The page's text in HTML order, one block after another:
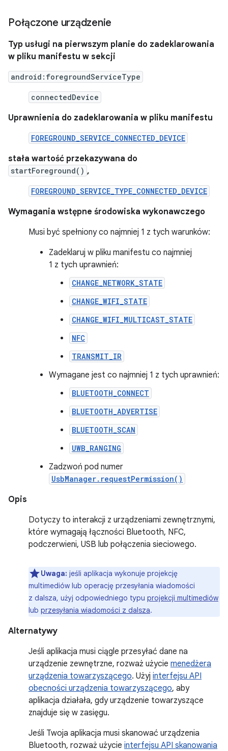
Połączone urządzenie
Typ usługi na pierwszym planie do zadeklarowania
w pliku manifestu w sekcji
android:foregroundServiceType
connectedDevice
Uprawnienia do zadeklarowania w pliku manifestu
FOREGROUND_SERVICE_CONNECTED_DEVICE
stała wartość przekazywana do
startForeground() ,
FOREGROUND_SERVICE_TYPE_CONNECTED_DEVICE
Wymagania wstępne środowiska wykonawczego
Musi być spełniony co najmniej 1 z tych warunków:
Zadeklaruj w pliku manifestu co najmniej
1 z tych uprawnień:
CHANGE_NETWORK_STATE
CHANGE_WIFI_STATE
CHANGE_WIFI_MULTICAST_STATE
NFC
TRANSMIT_IR
Wymagane jest co najmniej 1 z tych uprawnień:
BLUETOOTH_CONNECT
BLUETOOTH_ADVERTISE
BLUETOOTH_SCAN
UWB_RANGING
Zadzwoń pod numer
UsbManager.requestPermission()
Opis
Dotyczy to interakcji z urządzeniami zewnętrznymi,
które wymagają łączności Bluetooth, NFC,
podczerwieni, USB lub połączenia sieciowego.
Uwaga: jeśli aplikacja wykonuje projekcję
multimediów lub operację przesyłania wiadomości
z dalsza, użyj odpowiedniego typu projekcji multimediów
lub przesyłania wiadomości z dalsza.
Alternatywy
Jeśli aplikacja musi ciągle przesyłać dane na
urządzenie zewnętrzne, rozważ użycie menedżera
urządzenia towarzyszącego. Użyj interfejsu API
obecności urządzenia towarzyszącego, aby
aplikacja działała, gdy urządzenie towarzyszące
znajduje się w zasięgu.
Jeśli Twoja aplikacja musi skanować urządzenia
Bluetooth, rozważ użycie interfejsu API skanowania